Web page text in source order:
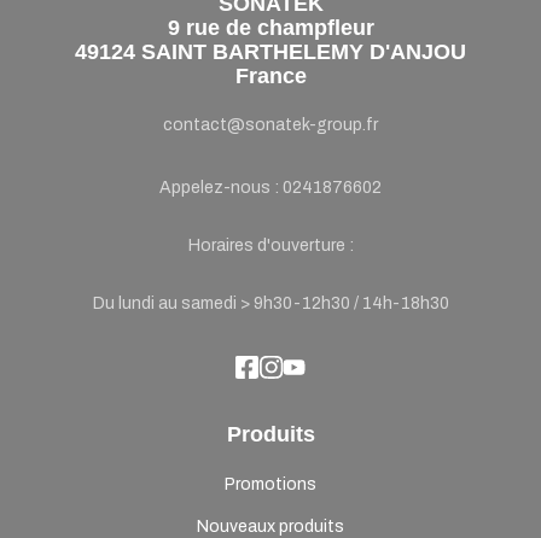
9 rue de champfleur
49124 SAINT BARTHELEMY D'ANJOU
France
contact@sonatek-group.fr
Appelez-nous : 0241876602
Horaires d'ouverture :
Du lundi au samedi > 9h30-12h30 / 14h-18h30
Produits
Promotions
Nouveaux produits